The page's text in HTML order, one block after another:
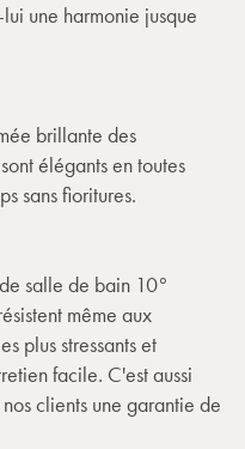
une harmonie jusque
brillante des
élégants en toutes
sans fioritures.
salle de bain 10°
même aux
plus stressants et
facile. C'est aussi
clients une garantie de